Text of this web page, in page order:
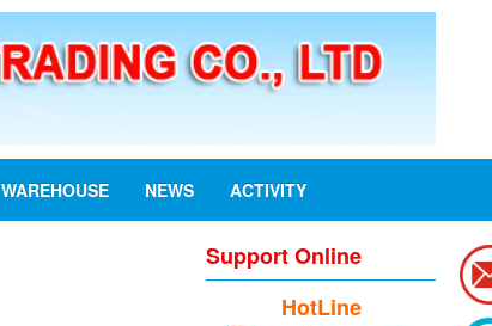
WAREHOUSE NEWS ACTIVITY
Support Online
HotLine